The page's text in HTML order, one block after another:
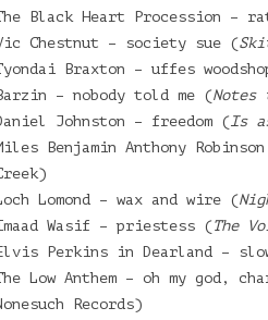
Black Heart Procession –
Chestnut – society sue (
Braxton – uffes
– nobody told me (Notes
Johnston – freedom (Is
Benjamin Anthony
Lomond – wax and wire (
Wasif – priestess (The
Perkins in Dearland –
Low Anthem – oh my god,
Records)